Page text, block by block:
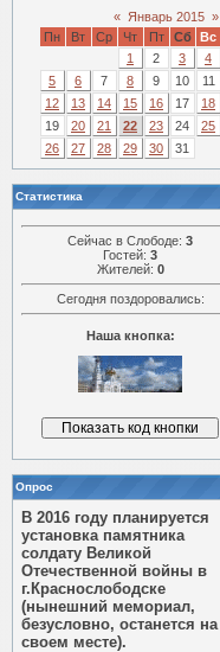
« Январь 2015 »
Пн
Вт Ср Чт Пт Сб
Вс
1
2 3
4
5
6 7 8 9 10
11
12
13 14 15 16 17
18
19
20 21 22 23 24
25
26
27 28 29 30 31
Статистика
Сейчас в Слободе: 3
Гостей: 3
Жителей: 0
Сегодня поздоровались:
Наша кнопка:
Опрос
В 2016 году планируется
установка памятника
солдату Великой
Отечественной войны в
г.Краснослободске
(нынешний мемориал,
безусловно, останется на
своем месте).